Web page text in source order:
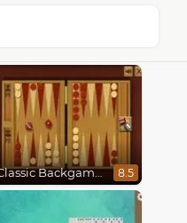
Classic Backgammon 8.5